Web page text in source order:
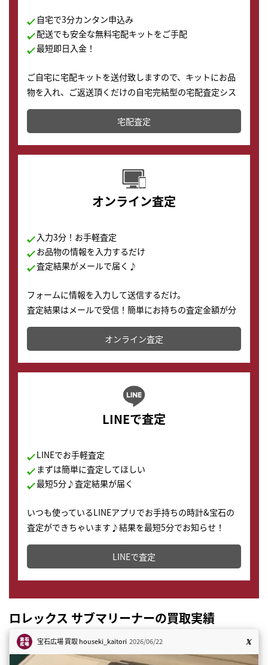
自宅で3分カンタン申込み
配送でも安全な無料宅配キットをご手配
最短即日入金！
ご自宅に宅配キットを送付致しますので、キットにお品
物を入れ、ご返送頂くだけの自宅完結型の宅配査定シス
テムです。
配送でも簡単&安全に査定・買取に出すことが可能で
す。
宅配査定
オンライン査定
入力3分！お手軽査定
お品物の情報を入力するだけ
査定結果がメールで届く♪
フォームに情報を入力して送信するだけ。
査定結果はメールで受信！簡単にお持ちの査定金額が分
かります。
オンライン査定
LINEで査定
LINEでお手軽査定
まずは簡単に査定してほしい
最短5分♪査定結果が届く
いつも使っているLINEアプリでお手持ちの時計&宝石の
査定ができちゃいます♪結果を最短5分でお知らせ！
どこからでもすぐに査定金額を知ることが出来ます。
LINEで査定
ロレックス サブマリーナーの買取実績
宝石広場 買取houseki_kaitori 2026/06/22